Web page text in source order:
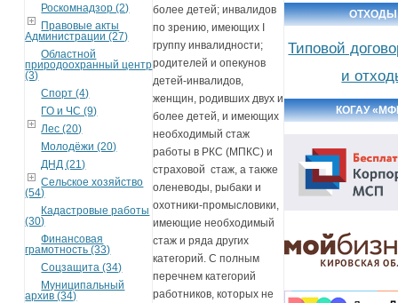
Роскомнадзор (2)
Правовые акты
Администрации (27)
Областной
природоохранный центр
(3)
Спорт (4)
ГО и ЧС (9)
Лес (20)
Молодёжи (20)
ДНД (21)
Сельское хозяйство
(54)
Кадастровые работы
(30)
Финансовая
грамотность (33)
Соцзащита (34)
Муниципальный
архив (34)
более детей; инвалидов
по зрению, имеющих I
группу инвалидности;
родителей и опекунов
детей-инвалидов,
женщин, родивших двух и
более детей, и имеющих
необходимый стаж
работы в РКС (МПКС) и
страховой стаж, а также
оленеводы, рыбаки и
охотники-промысловики,
имеющие необходимый
стаж и ряда других
категорий. С полным
перечнем категорий
работников, которых не
ОТХОДЫ
Типовой
и
КОГАУ